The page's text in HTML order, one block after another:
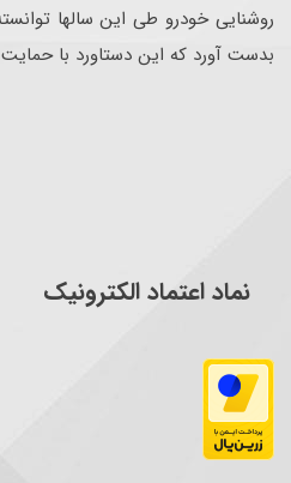
روشنایی خودرو طی این سالها
بدست آورد که این دستاورد با
نماد اعتماد الکترونیک